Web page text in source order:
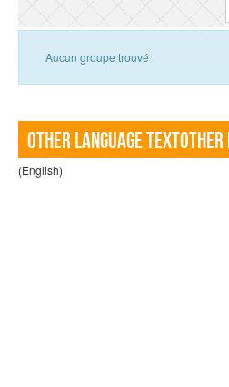
Aucun groupe trouvé
Other language
(English)